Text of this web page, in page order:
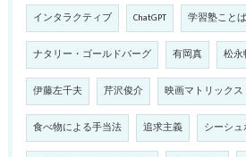
インタラクティブ ChatGPT 学習塾こと
ナタリー・ゴールドバーグ 有岡真 松永
伊藤左千夫 芹沢俊介 映画マトリックス
食べ物による手当法 追求主義 シーシ